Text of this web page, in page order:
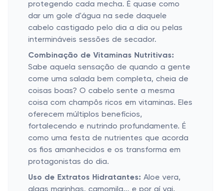
protegendo cada mecha. É quase como
dar um gole d'água na sede daquele
cabelo castigado pelo dia a dia ou pelas
intermináveis sessões de secador.
Combinação de Vitaminas Nutritivas:
Sabe aquela sensação de quando a gente
come uma salada bem completa, cheia de
coisas boas? O cabelo sente a mesma
coisa com champôs ricos em vitaminas. Eles
oferecem múltiplos benefícios,
fortalecendo e nutrindo profundamente. É
como uma festa de nutrientes que acorda
os fios amanhecidos e os transforma em
protagonistas do dia.
Uso de Extratos Hidratantes: Aloe vera,